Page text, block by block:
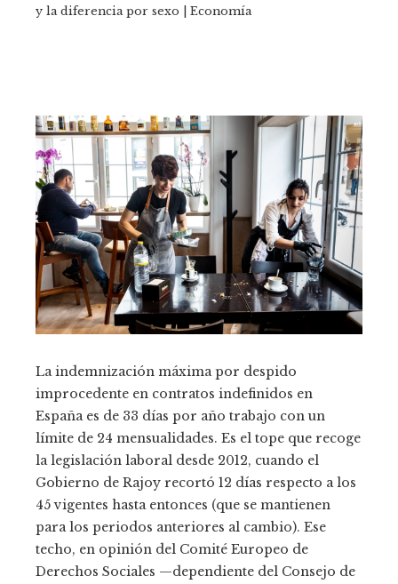
y la diferencia por sexo | Economía
La indemnización máxima por despido
improcedente en contratos indefinidos en
España es de 33 días por año trabajo con un
límite de 24 mensualidades. Es el tope que recoge
la legislación laboral desde 2012, cuando el
Gobierno de Rajoy recortó 12 días respecto a los
45 vigentes hasta entonces (que se mantienen
para los periodos anteriores al cambio). Ese
techo, en opinión del Comité Europeo de
Derechos Sociales —dependiente del Consejo de